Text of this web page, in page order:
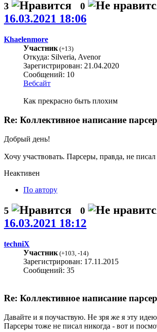
3 0
16.03.2021 18:06
Khaelenmore
Участник(+13)
Откуда: Silveria, Avenor
Зарегистрирован: 21.04.2020
Сообщений: 10
Вебсайт
Как прекрасно быть плохим
Re: Коллективное написание
Добрый день!
Хочу участвовать. Парсеры, правда, не
Неактивен
По автору
5 0
16.03.2021 18:12
techniX
Участник(+103, -14)
Зарегистрирован: 17.11.2015
Сообщений: 35
Re: Коллективное написание
Давайте и я поучаствую. Не зря же я эту
Парсеры тоже не писал никогда - вот и